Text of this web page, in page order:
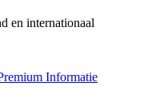
en internationaal
Informatie